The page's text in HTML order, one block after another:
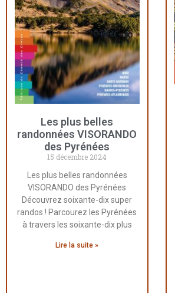
Les plus belles
randonnées VISORANDO
des Pyrénées
15 décembre 2024
Les plus belles randonnées
VISORANDO des Pyrénées
Découvrez soixante-dix super
randos ! Parcourez les Pyrénées
à travers les soixante-dix plus
Lire la suite »